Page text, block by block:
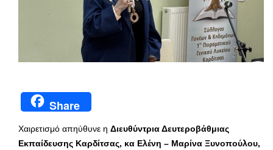
Share
Χαιρετισμό απηύθυνε η Διευθύντρια Δευτεροβάθμιας
Εκπαίδευσης Καρδίτσας, κα Ελένη – Μαρίνα Ξυνοπούλου,